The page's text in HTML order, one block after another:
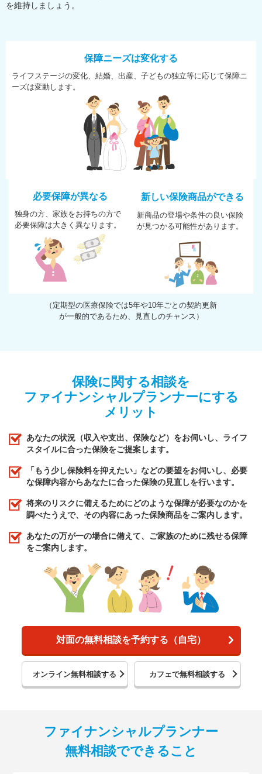
を維持しましょう。
保障ニーズは変化する
ライフステージの変化、結婚、 出産、子どもの独立等に応じて保障ニ
ーズは変動します。
必要保障が異なる
独身の方、家族をお持ちの方で
必要保障は大きく異なります。
新しい保険商品ができる
新商品の登場や条件の良い保険
が見つかる可能性があります。
（定期型の医療保険では5年や10年ごとの契約更新
が一般的であるため、見直しのチャンス）
保険に関する相談を
ファイナンシャルプランナーにする
メリット
あなたの状況（収入や支出、保険など）をお伺いし、ライフ
スタイルに合った保険をご提案します。
「もう少し保険料を抑えたい」などの要望をお伺いし、必要
な保障内容からあなたに合った保険の見直しを行います。
将来のリスクに備えるためにどのような保障が必要なのかを
調べたうえで、その内容にあった保険商品をご案内します。
あなたの万が一の場合に備えて、ご家族のために残せる保障
をご案内します。
対面の無料相談を予約する（自宅）
オンライン無料相談する カフェで無料相談する
ファイナンシャルプランナー
無料相談でできること